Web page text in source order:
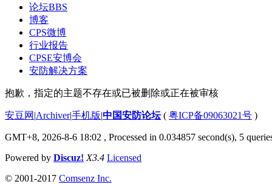
论坛BBS
博客
CPS微博
行业报告
CPSE安博会
安防解决方案
抱歉，指定的主题不存在或已被删除或正在被审核
安豆网 |Archiver|手机版|中国安防论坛( 粤ICP备09063021号 )
GMT+8, 2026-8-6 18:02 , Processed in 0.034857 second(s), 5
Powered by Discuz! X3.4 Licensed
© 2001-2017 Comsenz Inc.